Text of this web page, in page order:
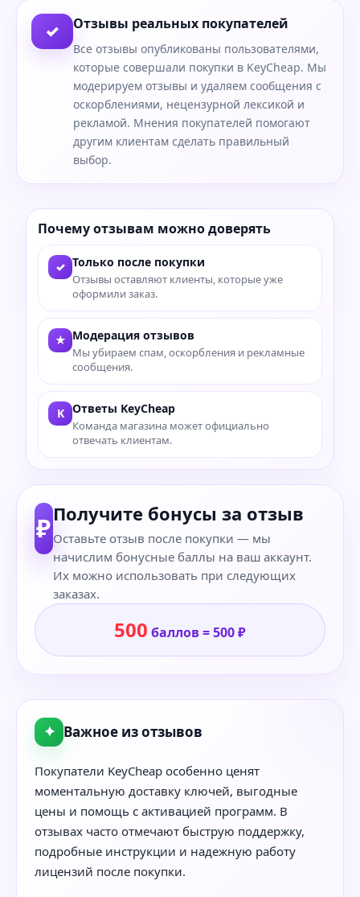
✓ Отзывы реальных покупателей
Все отзывы опубликованы пользователями,
которые совершали покупки в KeyCheap. Мы
модерируем отзывы и удаляем сообщения с
оскорблениями, нецензурной лексикой и
рекламой. Мнения покупателей помогают
другим клиентам сделать правильный
выбор.
Почему отзывам можно доверять
✓ Только после покупки
Отзывы оставляют клиенты, которые уже
оформили заказ.
★ Модерация отзывов
Мы убираем спам, оскорбления и рекламные
сообщения.
K Ответы KeyCheap
Команда магазина может официально
отвечать клиентам.
₽Получите бонусы за отзыв
Оставьте отзыв после покупки — мы
начислим бонусные баллы на ваш аккаунт.
Их можно использовать при следующих
заказах.
500 баллов = 500 ₽
✦ Важное из отзывов
Покупатели KeyCheap особенно ценят
моментальную доставку ключей, выгодные
цены и помощь с активацией программ. В
отзывах часто отмечают быструю поддержку,
подробные инструкции и надежную работу
лицензий после покупки.